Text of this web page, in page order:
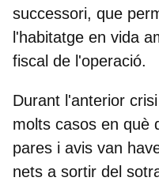
successori, que
l'habitatge en vida
fiscal de l'operació.
Durant l'anterior
molts casos en què
pares i avis van
nets a sortir del